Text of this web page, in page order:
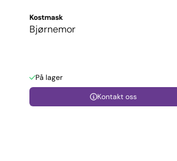
Kostmask
Bjørnemor
På lager
Kontakt oss